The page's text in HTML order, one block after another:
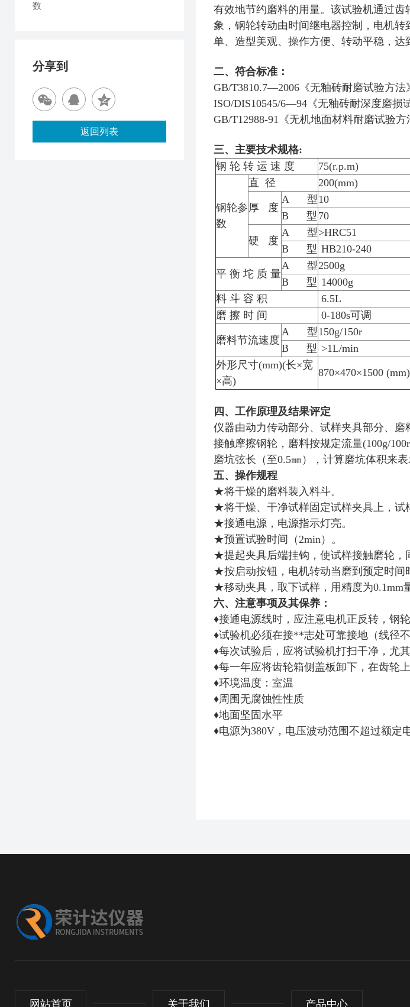
有效地节约磨料的用量。该试验机通过
象，钢轮转动由时间继电器控制，电机
单、造型美观、操作方便、转动平稳，达
二、符合标准：
GB/T3810.7—2006《无釉砖耐磨试验方法》
ISO/DIS10545/6—94《无釉砖耐深度磨损
GB/T12988-91《无机地面材料耐磨试验方
三、主要技术规格:
钢 轮 转 运 速 度
75(r.p.m)
钢轮参
数
直 径 200(mm)
厚 度
A 型 10
B 型 70
硬 度
A 型 >HRC51
B 型 HB210-240
平 衡 坨 质 量
A 型2500g
B 型 14000g
料 斗 容 积
6.5L
磨 擦 时 间
0-180s可调
磨料节流速度
A 型 150g/150r
B 型 >1L/min
外形尺寸(mm)(长×宽
×高)
870×470×1500 (mm)
四、工作原理及结果评定
仪器由动力传动部分、试样夹具部分、
接触摩擦钢轮，磨料按规定流量(100g/
磨坑弦长（至0.5㎜），计算磨坑体积来
五、操作规程
★将干燥的磨料装入料斗。
★将干燥、干净试样固定试样夹具上，试
★接通电源，电源指示灯亮。
★预置试验时间（2min）。
★提起夹具后端挂钩，使试样接触磨轮
★按启动按钮，电机转动当磨到预定时间
★移动夹具，取下试样，用精度为0.1mm
六、注意事项及其保养：
♦接通电源线时，应注意电机正反转，钢
♦试验机必须在接**志处可靠接地（线径不
♦每次试验后，应将试验机打扫干净，尤
♦每一年应将齿轮箱侧盖板卸下，在齿轮
♦环境温度：室温
♦周围无腐蚀性性质
♦地面坚固水平
♦电源为380V，电压波动范围不超过额定
数
分享到
返回列表
网站首页 关于我们 产品中心